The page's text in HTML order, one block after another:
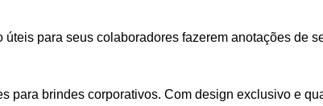
para seus colaboradores fazerem anotações de
para brindes corporativos. Com design exclusivo e